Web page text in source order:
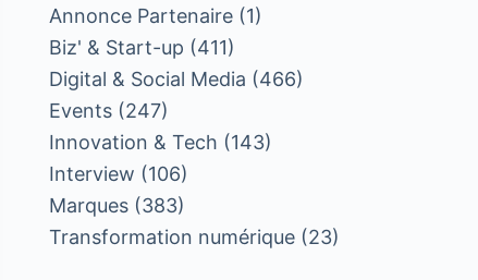
Annonce Partenaire (1)
Biz' & Start-up (411)
Digital & Social Media (466)
Events (247)
Innovation & Tech (143)
Interview (106)
Marques (383)
Transformation numérique (23)